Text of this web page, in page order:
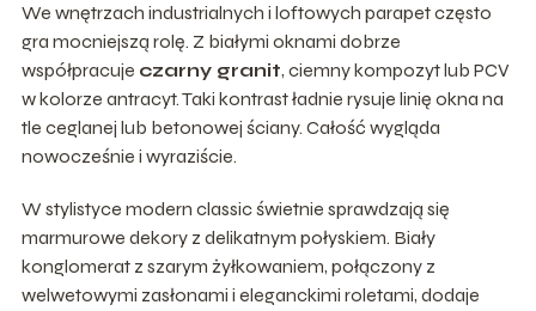
We wnętrzach industrialnych i loftowych parapet często
gra mocniejszą rolę. Z białymi oknami dobrze
współpracuje czarny granit, ciemny kompozyt lub PCV
w kolorze antracyt. Taki kontrast ładnie rysuje linię okna na
tle ceglanej lub betonowej ściany. Całość wygląda
nowocześnie i wyraziście.
W stylistyce modern classic świetnie sprawdzają się
marmurowe dekory z delikatnym połyskiem. Biały
konglomerat z szarym żyłkowaniem, połączony z
welwetowymi zasłonami i eleganckimi roletami, dodaje